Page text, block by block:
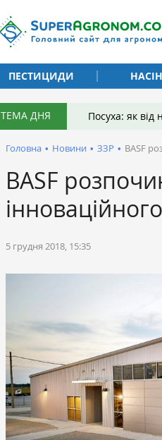
ПЕСТИЦИДИ
ТЕМА ДНЯ Посуха: як
Головна • Новини • ЗЗР • BASF
BASF
5 грудня 2018, 15:35